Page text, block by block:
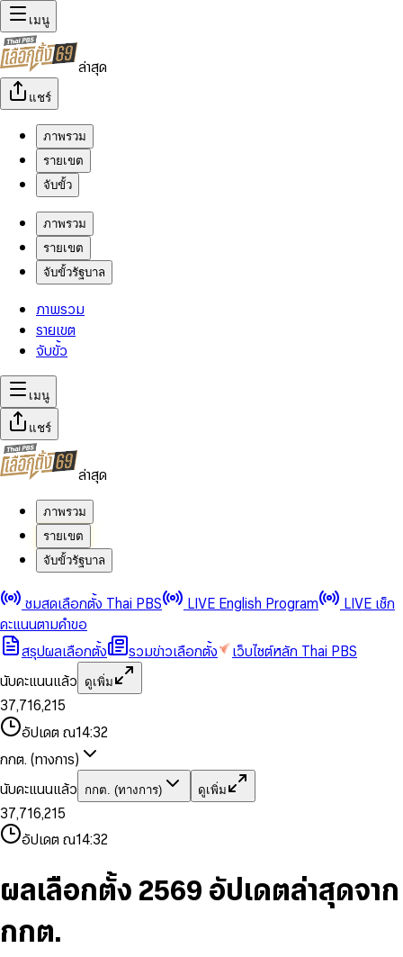
เมนู
ล่าสุด
แชร์
ภาพรวม
รายเขต
จับขั้ว
ภาพรวม
รายเขต
จับขั้วรัฐบาล
ภาพรวม
รายเขต
จับขั้ว
เมนู
แชร์
ล่าสุด
ภาพรวม
รายเขต
จับขั้วรัฐบาล
ชมสดเลือกตั้ง Thai PBS LIVE English Program
LIVE เช็ก
คะแนนตามคำขอ
สรุปผลเลือกตั้ง
รวมข่าวเลือกตั้ง
เว็บไซต์หลัก Thai PBS
นับคะแนนแล้ว
ดูเพิ่ม
0
1
2
3
4
5
6
8
9
0
1
2
3
4
5
6
7
8
9
,
0
1
2
4
6
7
8
9
0
1
2
3
4
5
6
7
8
9
0
1
3
5
6
7
8
9
,
1
2
4
5
7
8
9
0
1
3
4
6
7
8
9
0
2
3
4
5
7
8
อัปเดต ณ14:32
กกต. (ทางการ)
นับคะแนนแล้ว
กกต. (ทางการ) ดูเพิ่ม
0
1
2
3
4
5
7
8
0
1
2
4
5
6
7
8
9
,
0
1
2
4
6
7
8
9
0
1
2
3
5
6
8
9
0
1
3
5
6
7
8
,
1
2
4
6
7
9
0
1
3
5
6
8
9
0
2
3
4
5
7
9
อัปเดต ณ14:32
ผลเลือกตั้ง 2569 อัปเดตล่าสุดจาก
กกต.